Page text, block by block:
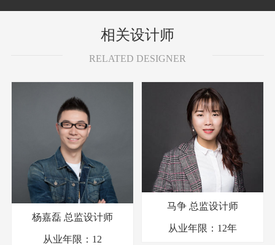
相关设计师
RELATED DESIGNER
杨嘉磊 总监设计师
从业年限： 12
马争 总监设计师
从业年限： 12年